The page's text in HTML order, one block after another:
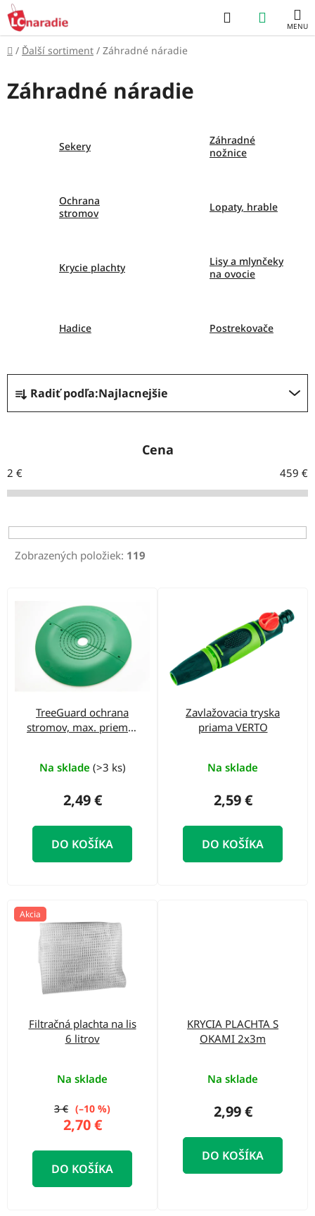
Prejsť
na
obsah
Hľadať
KOŠÍK
Domov
/ Ďalší sortiment / Záhradné náradie
Záhradné náradie
Sekery
Záhradné
nožnice
Ochrana
stromov
Lopaty, hrable
Krycie plachty
Lisy a mlynčeky
na ovocie
Hadice Postrekovače
R
a
n
i
p
r
Radiť podľa:Najlacnejšie
Cena
2 € 459 €
Zobrazených položiek: 119
TreeGuard ochrana
stromov, max. priemer
Na sklade (>3 ks)
2,49 €
DO KOŠÍKA
Zavlažovacia tryska
priama VERTO
Na sklade
2,59 €
DO KOŠÍKA
Akcia
Filtračná plachta na lis
6 litrov
Na sklade
2,70 €
3 € (–10 %)
DO KOŠÍKA
KRYCIA PLACHTA S
OKAMI 2x3m
Na sklade
2,99 €
DO KOŠÍKA